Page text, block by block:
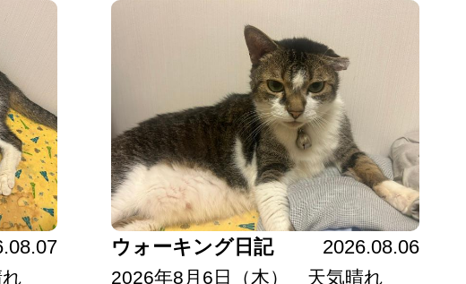
れ
ウォーキング日記 2026.08.06
2026年8月6日（木） 天気晴れ